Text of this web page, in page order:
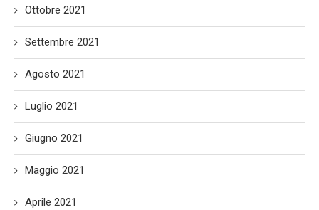
Ottobre 2021
Settembre 2021
Agosto 2021
Luglio 2021
Giugno 2021
Maggio 2021
Aprile 2021